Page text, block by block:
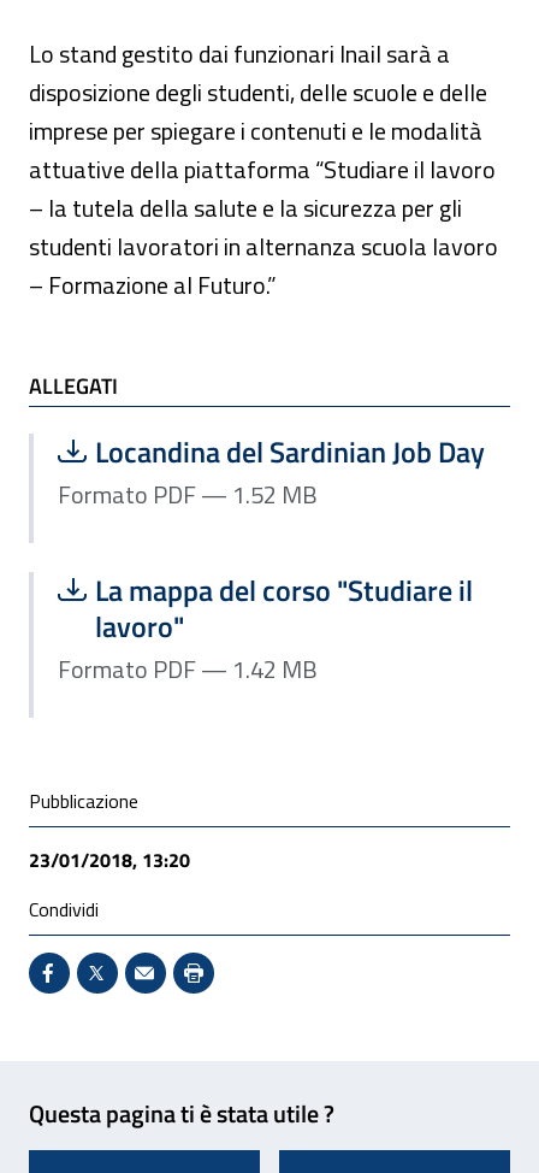
Lo stand gestito dai funzionari Inail sarà a
disposizione degli studenti, delle scuole e delle
imprese per spiegare i contenuti e le modalità
attuative della piattaforma “Studiare il lavoro
– la tutela della salute e la sicurezza per gli
studenti lavoratori in alternanza scuola lavoro
– Formazione al Futuro.”
ALLEGATI
ALLEGATI
Scarica file:
Locandina del Sardinian Job Day
Formato PDF — Dimensione 1.52 MB
Formato PDF — 1.52 MB
Scarica file:
La mappa del corso "Studiare il
lavoro"
Formato PDF — Dimensione 1.42 MB
Formato PDF — 1.42 MB
Condivisione social
Pubblicazione
23/01/2018, 13:20
Condividi
Condividi su Facebook - Sito esterno - Apertura in
X - Sito esterno - Apertura in nuova finestra
Invio Mail: apre il programma di posta
Stampa pagina: scelta meno
Questa pagina ti è stata utile ?